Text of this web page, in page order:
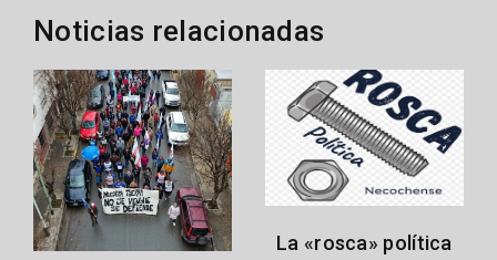
Noticias relacionadas
La «rosca» política